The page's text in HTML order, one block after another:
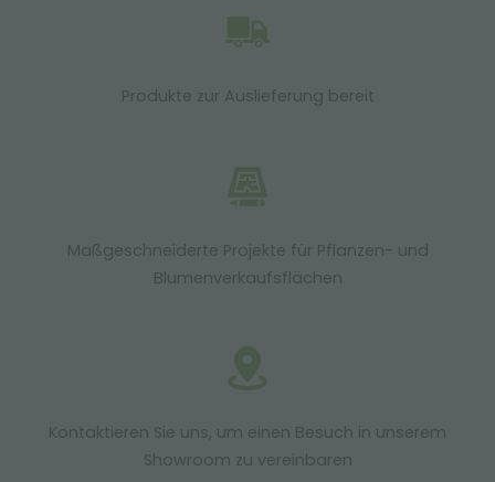
Produkte zur Auslieferung bereit
Maßgeschneiderte Projekte für Pflanzen- und
Blumenverkaufsflächen
Kontaktieren Sie uns, um einen Besuch in unserem
Showroom zu vereinbaren